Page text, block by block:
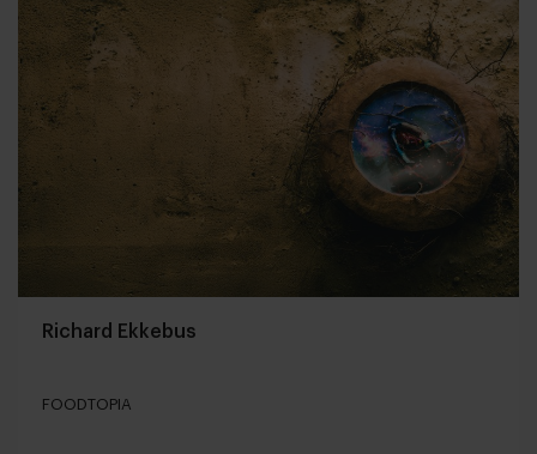
Richard Ekkebus
FOODTOPIA